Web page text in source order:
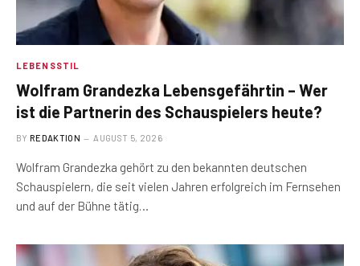
LEBENSSTIL
Wolfram Grandezka Lebensgefährtin – Wer
ist die Partnerin des Schauspielers heute?
BY REDAKTION AUGUST 5, 2026
Wolfram Grandezka gehört zu den bekannten deutschen
Schauspielern, die seit vielen Jahren erfolgreich im Fernsehen
und auf der Bühne tätig…